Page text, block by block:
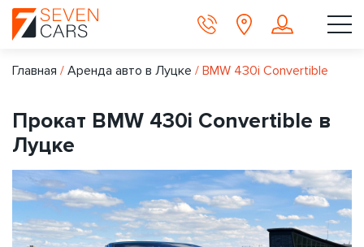
Главная / Аренда авто в Луцке / BMW 430i Convertible
Прокат BMW 430i Convertible в
Луцке